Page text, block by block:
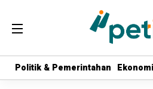
Politik & Pemerintahan
Politik & Pemerintahan